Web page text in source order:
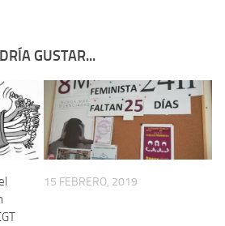
GUSTAR...
15 FEBRERO, 2019